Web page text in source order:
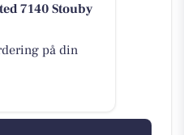
7140 Stouby
på din